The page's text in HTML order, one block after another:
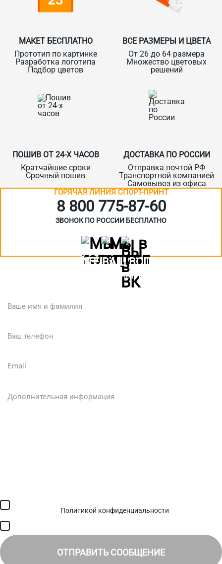
МАКЕТ БЕСПЛАТНО
Прототип по картинке
Разработка логотипа
Подбор цветов
ВСЕ РАЗМЕРЫ И ЦВЕТА
От 26 до 64 размера
Множество цветовых
решений
ПОШИВ ОТ 24-Х ЧАСОВ
Кратчайшие сроки
Срочный пошив
ДОСТАВКА ПО РОССИИ
Отправка почтой РФ
Транспортной компанией
Самовывоз из офиса
ГОРЯЧАЯ ЛИНИЯ СПОРТ-ПРИНТ
8 800 775‑87-60
ЗВОНОК ПО РОССИИ БЕСПЛАТНО
ЗАДАЙТЕ ВАШ ВОПРОС
Или кратко опишите ситуацию. Мы очень быстро свяжемся с вами
Политикой конфиденциальности
ОТПРАВИТЬ СООБЩЕНИЕ